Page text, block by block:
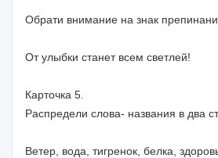
Обрати внимание на знак
От улыбки станет всем светлей!
Карточка 5.
Распредели слова- названия в два
Ветер, вода, тигренок, белка,